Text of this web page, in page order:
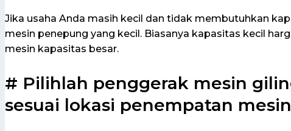
Jika usaha Anda masih kecil dan tidak membutuhkan
mesin penepung yang kecil. Biasanya kapasitas kecil
mesin kapasitas besar.
# Pilihlah penggerak mesin
sesuai lokasi penempatan